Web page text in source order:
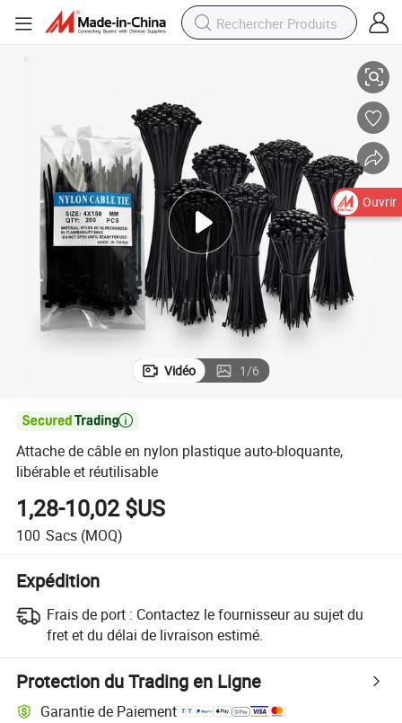
Vidéo 1/6

Attache de câble en nylon plastique auto-bloquante,
libérable et réutilisable
1,28-10,02 $US
100 Sacs (MOQ)
Expédition
Frais de port : Contactez le fournisseur au sujet du
fret et du délai de livraison estimé.
Protection du Trading en Ligne
Garantie de Paiement
Ouvrir